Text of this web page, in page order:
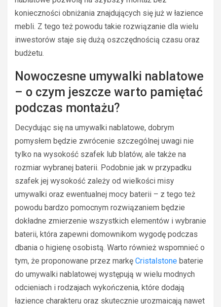
konieczności obniżania znajdujących się już w łazience
mebli. Z tego też powodu takie rozwiązanie dla wielu
inwestorów staje się dużą oszczędnością czasu oraz
budżetu.
Nowoczesne umywalki nablatowe
– o czym jeszcze warto pamiętać
podczas montażu?
Decydując się na umywalki nablatowe, dobrym
pomysłem będzie zwrócenie szczególnej uwagi nie
tylko na wysokość szafek lub blatów, ale także na
rozmiar wybranej baterii. Podobnie jak w przypadku
szafek jej wysokość zależy od wielkości misy
umywalki oraz ewentualnej mocy baterii – z tego też
powodu bardzo pomocnym rozwiązaniem będzie
dokładne zmierzenie wszystkich elementów i wybranie
baterii, która zapewni domownikom wygodę podczas
dbania o higienę osobistą. Warto również wspomnieć o
tym, że proponowane przez markę Cristalstone baterie
do umywalki nablatowej występują w wielu modnych
odcieniach i rodzajach wykończenia, które dodają
łazience charakteru oraz skutecznie urozmaicają nawet